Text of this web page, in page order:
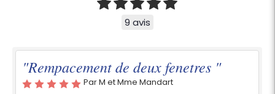
9 avis
"Rempacement de deux fenetres "
Par M et Mme Mandart